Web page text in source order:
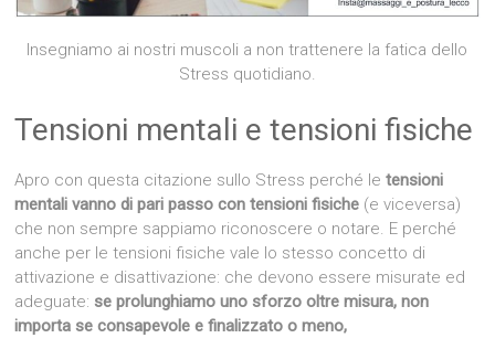
Insegniamo ai nostri muscoli a non trattenere la fatica dello
Stress quotidiano.
Tensioni mentali e tensioni fisiche
Apro con questa citazione sullo Stress perché letensioni
mentali vanno di pari passo con tensioni fisiche (e viceversa)
che non sempre sappiamo riconoscere o notare. E perché
anche per le tensioni fisiche vale lo stesso concetto di
attivazione e disattivazione: che devono essere misurate ed
adeguate: se prolunghiamo uno sforzo oltre misura, non
importa se consapevole e finalizzato o meno,